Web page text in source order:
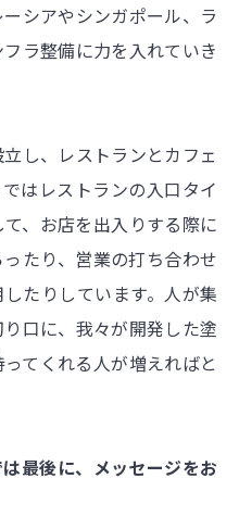
シアやシンガポール、ラ
ラ整備に力を入れていき
し、レストランとカフェ
はレストランの入口タイ
、お店を出入りする際に
たり、営業の打ち合わせ
たりしています。人が集
口に、我々が開発した塗
てくれる人が増えればと
最後に、メッセージをお